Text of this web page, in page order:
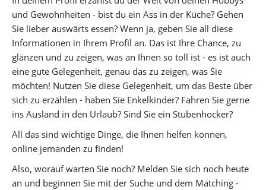
und Gewohnheiten - bist du ein Ass in der Küche? Gehen
Sie lieber auswärts essen? Wenn ja, geben Sie all diese
Informationen in Ihrem Profil an. Das ist Ihre Chance, zu
glänzen und zu zeigen, was an Ihnen so toll ist - es ist auch
eine gute Gelegenheit, genau das zu zeigen, was Sie
möchten! Nutzen Sie diese Gelegenheit, um das Beste über
sich zu erzählen - haben Sie Enkelkinder? Fahren Sie gerne
ins Ausland in den Urlaub? Sind Sie ein Stubenhocker?
All das sind wichtige Dinge, die Ihnen helfen können,
online jemanden zu finden!
Also, worauf warten Sie noch? Melden Sie sich noch heute
an und beginnen Sie mit der Suche und dem Matching -